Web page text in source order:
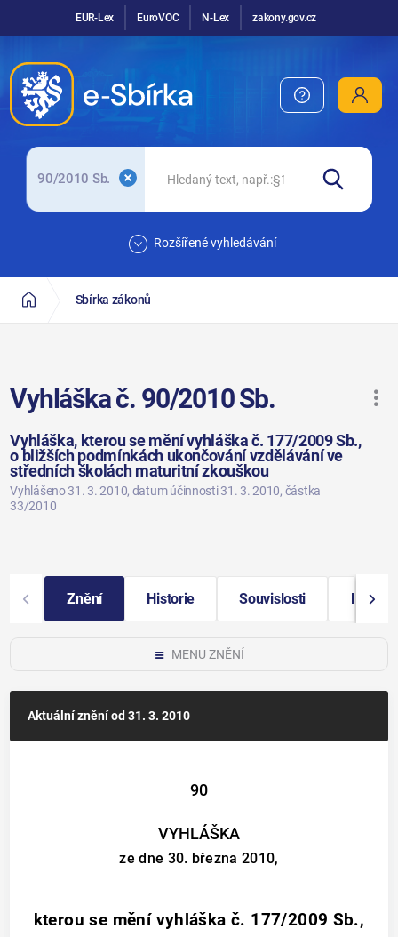
EUR-Lex EuroVOC N-Lex zakony.gov.cz
90/2010 Sb.
Rozšířené vyhledávání
Sbírka zákonů
Vyhláška č. 90/2010 Sb.
Vyhláška, kterou se mění vyhláška č. 177/2009 Sb.,
o bližších podmínkách ukončování vzdělávání ve
středních školách maturitní zkouškou
Vyhlášeno 31. 3. 2010, datum účinnosti 31. 3. 2010, částka
33/2010
Znění Historie Souvislosti Další
MENU ZNĚNÍ
Aktuální zněníod 31. 3. 2010
90
VYHLÁŠKA
ze dne 30. března 2010,
kterou se mění vyhláška č. 177/2009 Sb.,